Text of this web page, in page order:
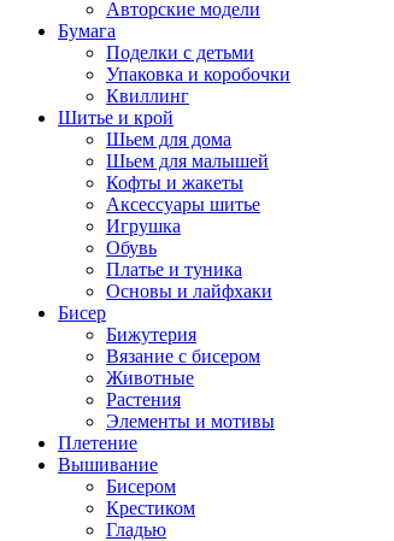
Авторские модели
Бумага
Поделки с детьми
Упаковка и коробочки
Квиллинг
Шитье и крой
Шьем для дома
Шьем для малышей
Кофты и жакеты
Аксессуары шитье
Игрушка
Обувь
Платье и туника
Основы и лайфхаки
Бисер
Бижутерия
Вязание с бисером
Животные
Растения
Элементы и мотивы
Плетение
Вышивание
Бисером
Крестиком
Гладью